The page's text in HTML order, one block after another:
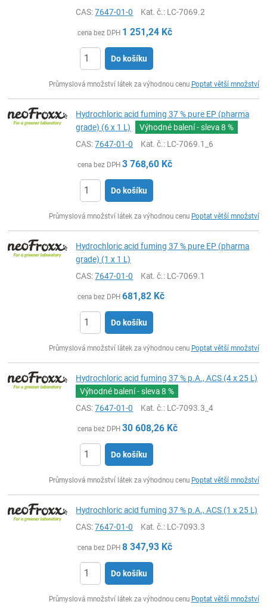
CAS:7647-01-0 Kat. č.: LC-7069.2
cena bez DPH 1 251,24 Kč
Do košíku
Průmyslová množství látek za výhodnou cenu Poptat větší množství
Hydrochloric acid fuming 37 % pure EP (pharma
grade) (6 x 1 L)
Výhodné balení - sleva8 %
CAS:7647-01-0 Kat. č.: LC-7069.1_6
cena bez DPH 3 768,60 Kč
Do košíku
Průmyslová množství látek za výhodnou cenu Poptat větší množství
Hydrochloric acid fuming 37 % pure EP (pharma
grade) (1 x 1 L)
CAS:7647-01-0 Kat. č.: LC-7069.1
cena bez DPH 681,82 Kč
Do košíku
Průmyslová množství látek za výhodnou cenu Poptat větší množství
Hydrochloric acid fuming 37 % p.A., ACS (4 x 25 L)
Výhodné balení - sleva8 %
CAS:7647-01-0 Kat. č.: LC-7093.3_4
cena bez DPH 30 608,26 Kč
Do košíku
Průmyslová množství látek za výhodnou cenu Poptat větší množství
Hydrochloric acid fuming 37 % p.A., ACS (1 x 25 L)
CAS:7647-01-0 Kat. č.: LC-7093.3
cena bez DPH 8 347,93 Kč
Do košíku
Průmyslová množství látek za výhodnou cenu Poptat větší množství